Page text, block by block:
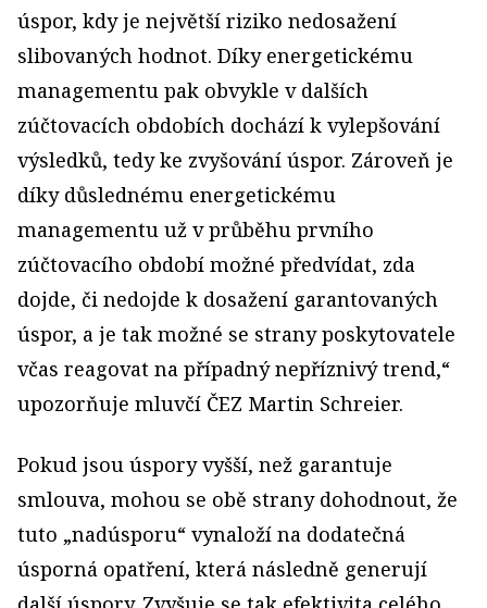
úspor, kdy je největší riziko nedosažení
slibovaných hodnot. Díky energetickému
managementu pak obvykle v dalších
zúčtovacích obdobích dochází k vylepšování
výsledků, tedy ke zvyšování úspor. Zároveň je
díky důslednému energetickému
managementu už v průběhu prvního
zúčtovacího období možné předvídat, zda
dojde, či nedojde k dosažení garantovaných
úspor, a je tak možné se strany poskytovatele
včas reagovat na případný nepříznivý trend,“
upozorňuje mluvčí ČEZ Martin Schreier.
Pokud jsou úspory vyšší, než garantuje
smlouva, mohou se obě strany dohodnout, že
tuto „nadúsporu“ vynaloží na dodatečná
úsporná opatření, která následně generují